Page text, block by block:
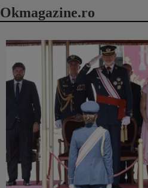
Okmagazine.ro